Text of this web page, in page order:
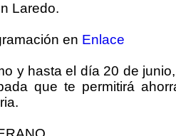
Laredo.
en Enlace
y hasta el día 20 de
que te permitirá